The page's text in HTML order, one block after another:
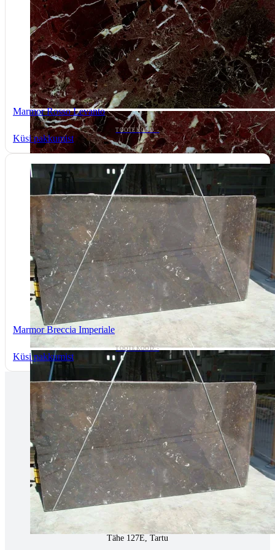
Marmor Rosso Levanto
TOOTEKOOD: -
Küsi pakkumist
Marmor Breccia Imperiale
TOOTEKOOD: -
Küsi pakkumist
Tallinnas kaminasalong
Pärnu mnt. 139E/2, 11317, Tallinn
(+372) 677 6977
kaminakoda@kaminakoda.ee
E-R 10:00-18:30
Tartus kivi töötlemine
Tähe 127E, Tartu